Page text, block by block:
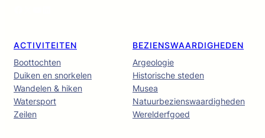
ACTIVITEITEN
Boottochten
Duiken en snorkelen
Wandelen & hiken
Watersport
Zeilen
BEZIENSWAARDIGHEDEN
Argeologie
Historische steden
Musea
Natuurbezienswaardigheden
Werelderfgoed